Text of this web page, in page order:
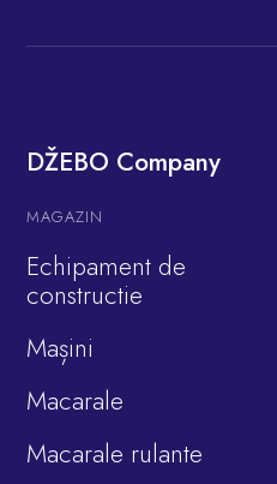
DŽEBO Company
MAGAZIN
Echipament de
constructie
Mașini
Macarale
Macarale rulante